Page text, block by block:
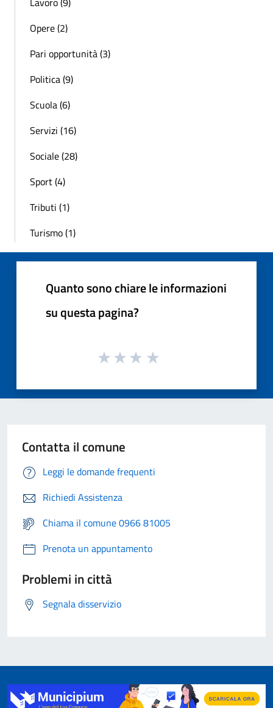
Opere (2)
Pari opportunità (3)
Politica (9)
Scuola (6)
Servizi (16)
Sociale (28)
Sport (4)
Tributi (1)
Turismo (1)
Quanto sono chiare le informazioni
su questa pagina?
Contatta il comune
Leggi le domande frequenti
Richiedi Assistenza
Chiama il comune 0966 81005
Prenota un appuntamento
Problemi in città
Segnala disservizio